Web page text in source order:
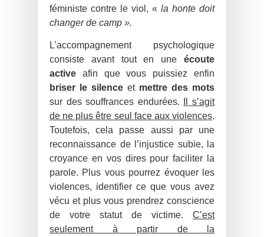
féministe contre le viol, « la honte doit
changer de camp ».
L’accompagnement psychologique
consiste avant tout en une écoute
active afin que vous puissiez enfin
briser le silence et mettre des mots
sur des souffrances endurées.
Il s’agit
de ne plus être seul face aux violences.
Toutefois, cela passe aussi par une
reconnaissance de l’injustice subie, la
croyance en vos dires pour faciliter la
parole. Plus vous pourrez évoquer les
violences, identifier ce que vous avez
vécu et plus vous prendrez conscience
de votre statut de victime. C’est
seulement à partir de la